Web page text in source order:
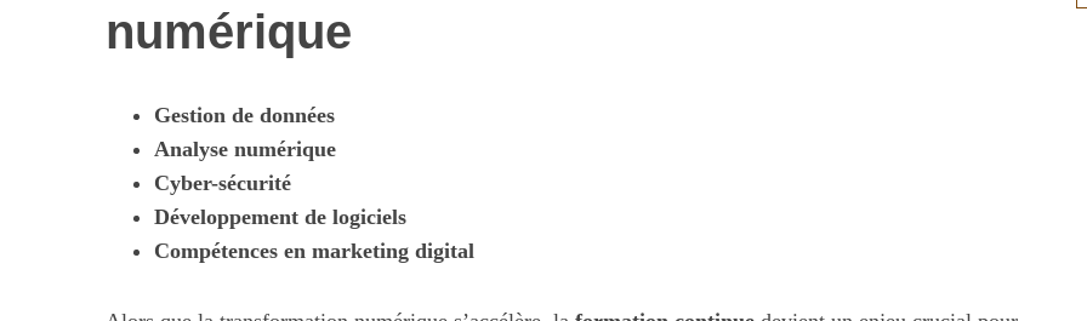
numérique
Gestion de données
Analyse numérique
Cyber-sécurité
Développement de logiciels
Compétences en marketing digital